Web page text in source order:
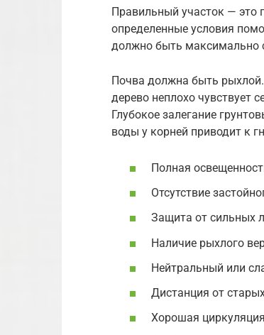
Правильный участок — это
определенные условия
должно быть максимально
Почва должна быть
дерево неплохо чувствует
Глубокое залегание
воды у корней приводит к
Полная
Отсутствие
Защита от сильных
Наличие рыхлого
Нейтральный или
Дистанция от
Хорошая